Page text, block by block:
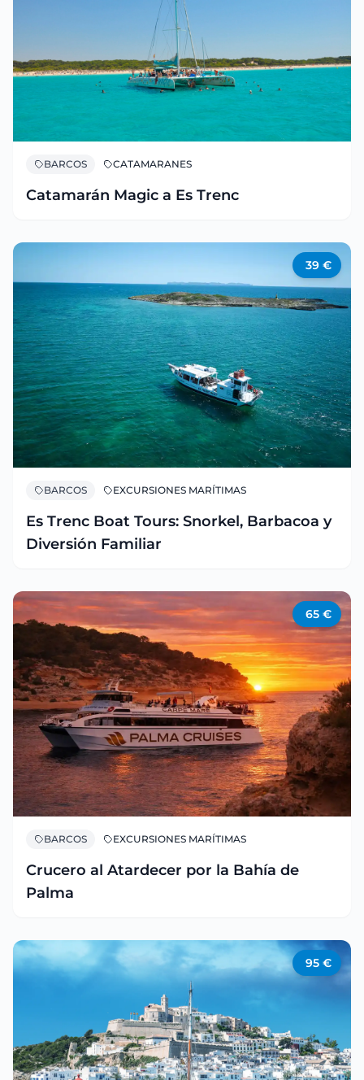
BARCOS CATAMARANES
Catamarán Magic a Es Trenc
39 €
BARCOS EXCURSIONES MARÍTIMAS
Es Trenc Boat Tours: Snorkel, Barbacoa y
Diversión Familiar
65 €
BARCOS EXCURSIONES MARÍTIMAS
Crucero al Atardecer por la Bahía de
Palma
95 €